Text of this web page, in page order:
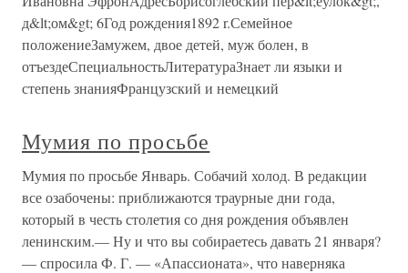
д&lt;ом&gt; 6Год рождения1892 r.Семейное
положениеЗамужем, двое детей, муж болен, в
отъездеСпециальностьЛитератураЗнает ли языки и
степень знанияФранцузский и немецкий
Мумия по просьбе
Мумия по просьбе Январь. Собачий холод. В редакции
все озабочены: приближаются траурные дни года,
который в честь столетия со дня рождения объявлен
ленинским.— Ну и что вы собираетесь давать 21 января?
— спросила Ф. Г. — «Апассионата», что наверняка